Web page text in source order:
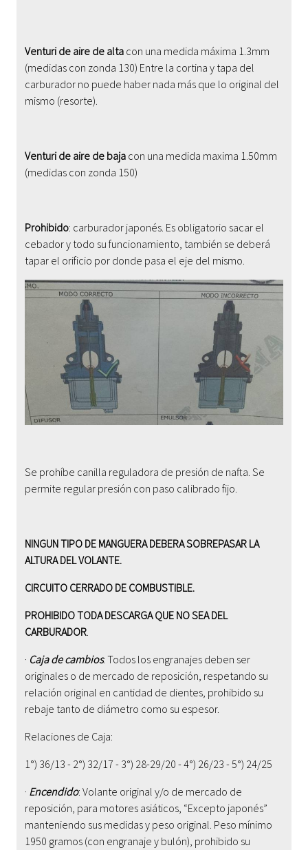
Venturi de aire de alta con una medida máxima 1.3mm
(medidas con zonda 130) Entre la cortina y tapa del
carburador no puede haber nada más que lo original del
mismo (resorte).
Venturi de aire de baja con una medida maxima 1.50mm
(medidas con zonda 150)
Prohibido: carburador japonés. Es obligatorio sacar el
cebador y todo su funcionamiento, también se deberá
tapar el orificio por donde pasa el eje del mismo.
Se prohíbe canilla reguladora de presión de nafta. Se
permite regular presión con paso calibrado fijo.
NINGUN TIPO DE MANGUERA DEBERA SOBREPASAR LA
ALTURA DEL VOLANTE.
CIRCUITO CERRADO DE COMBUSTIBLE.
PROHIBIDO TODA DESCARGA QUE NO SEA DEL
CARBURADOR.
· Caja de cambios: Todos los engranajes deben ser
originales o de mercado de reposición, respetando su
relación original en cantidad de dientes, prohibido su
rebaje tanto de diámetro como su espesor.
Relaciones de Caja:
1°) 36/13 - 2°) 32/17 - 3°) 28-29/20 - 4°) 26/23 - 5°) 24/25
· Encendido: Volante original y/o de mercado de
reposición, para motores asiáticos, “Excepto japonés”
manteniendo sus medidas y peso original. Peso mínimo
1950 gramos (con engranaje y bulón), prohibido su